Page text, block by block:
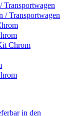
Transportwagen
/ Transportwagen
Chrom
in den